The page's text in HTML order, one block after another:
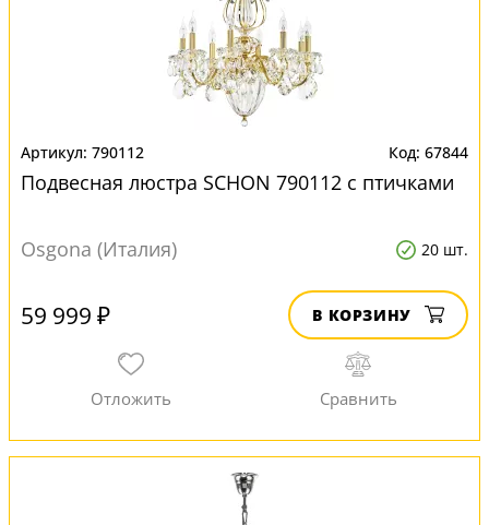
790112 67844
Подвесная люстра SCHON 790112 с птичками
Osgona (Италия) 20 шт.
59 999 ₽ В КОРЗИНУ